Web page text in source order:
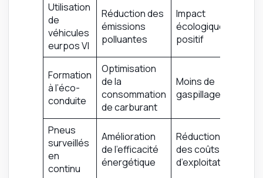
Utilisation
de
véhicules
eurpos VI
Réduction des
émissions
polluantes
Impact
écologique
positif
Formation
à l’éco-
conduite
Optimisation
de la
consommation
de carburant
Moins de
gaspillage
Pneus
surveillés
en
continu
Amélioration
de l’efficacité
énergétique
Réduction
des coûts
d’exploitation